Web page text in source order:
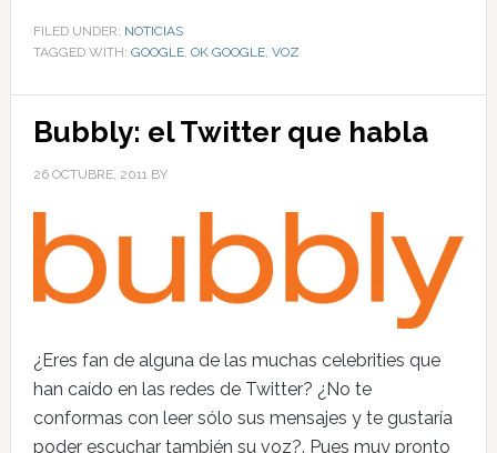
FILED UNDER: NOTICIAS
TAGGED WITH: GOOGLE, OK GOOGLE, VOZ
Bubbly: el Twitter que habla
26 OCTUBRE, 2011 BY
¿Eres fan de alguna de las muchas celebrities que
han caído en las redes de Twitter? ¿No te
conformas con leer sólo sus mensajes y te gustaría
poder escuchar también su voz?. Pues muy pronto